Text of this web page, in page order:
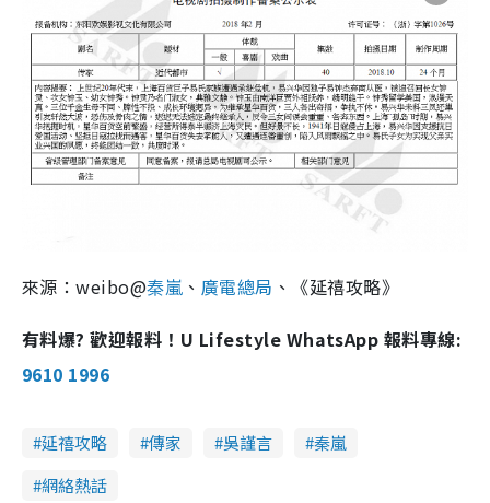
來源：weibo@秦嵐 、 廣電總局 、《延禧攻略》
有料爆? 歡迎報料！U Lifestyle WhatsApp 報料專線:
9610 1996
延禧攻略 傳家 吳謹言
秦嵐
網絡熱話